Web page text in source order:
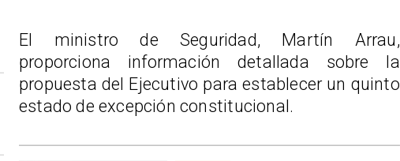
El ministro de Seguridad, Martín Arrau,
proporciona información detallada sobre la
propuesta del Ejecutivo para establecer un quinto
estado de excepción constitucional.